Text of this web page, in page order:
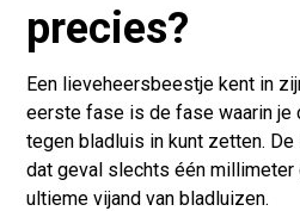
precies?
Een lieveheersbeestje kent in
eerste fase is de fase waarin
tegen bladluis in kunt zetten.
dat geval slechts één millimeter
ultieme vijand van bladluizen.